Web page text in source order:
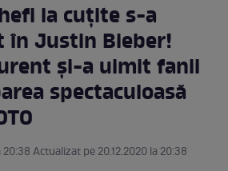
la cuțite s-a
Justin Bieber!
și-a uimit fanii
spectaculoasă
Actualizat pe 20.12.2020 la 20:38